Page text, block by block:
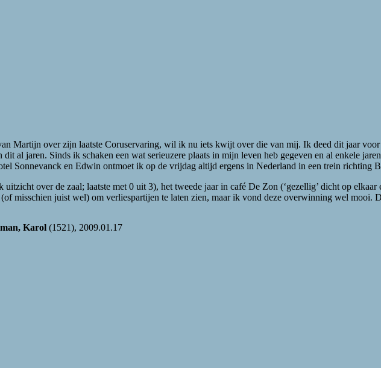
Martijn over zijn laatste Coruservaring, wil ik nu iets kwijt over die van mij. Ik deed dit jaar
al jaren. Sinds ik schaken een wat serieuzere plaats in mijn leven heb gegeven en al enkele
Sonnevanck en Edwin ontmoet ik op de vrijdag altijd ergens in Nederland in een trein richting
uitzicht over de zaal; laatste met 0 uit 3), het tweede jaar in café De Zon (‘gezellig’ dicht op
misschien juist wel) om verliespartijen te laten zien, maar ik vond deze overwinning wel mooi.
Karol (1521), 2009.01.17